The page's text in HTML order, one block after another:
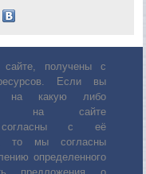
сайте, получены с
Если вы
на какую либо
на сайте
с её
то мы согласны
определенного